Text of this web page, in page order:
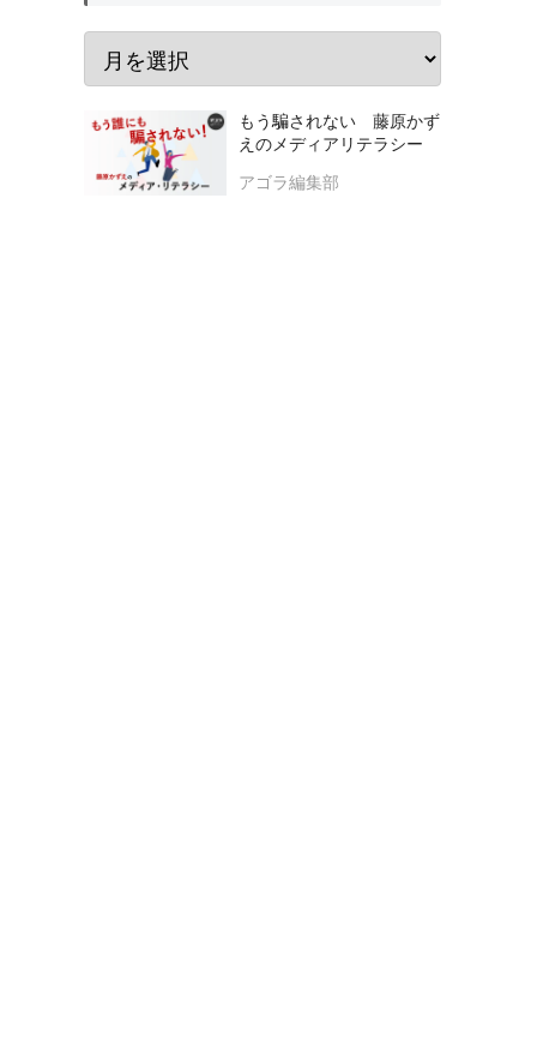
もう騙されない 藤原かず
えのメディアリテラシー
アゴラ編集部